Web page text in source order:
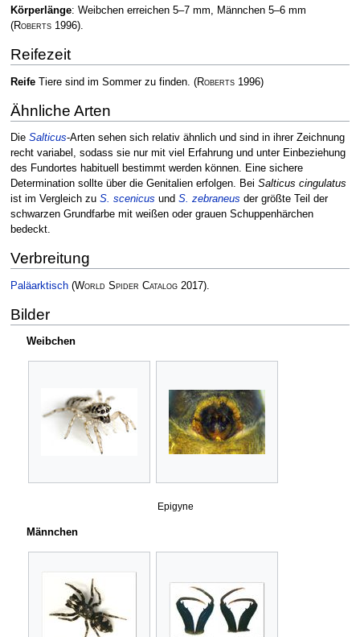
Körperlänge: Weibchen erreichen 5–7 mm, Männchen 5–6 mm
(Roberts1996).
Reifezeit
ReifeTiere sind im Sommer zu finden. (Roberts1996)
Ähnliche Arten
Die Salticus-Arten sehen sich relativ ähnlich und sind in ihrer Zeichnung
recht variabel, sodass sie nur mit viel Erfahrung und unter Einbeziehung
des Fundortes habituell bestimmt werden können. Eine sichere
Determination sollte über die Genitalien erfolgen. Bei Salticus cingulatus
ist im Vergleich zu S. scenicus und S. zebraneus der größte Teil der
schwarzen Grundfarbe mit weißen oder grauen Schuppenhärchen
bedeckt.
Verbreitung
Paläarktisch (World Spider Catalog2017).
Bilder
Weibchen
Epigyne
Männchen